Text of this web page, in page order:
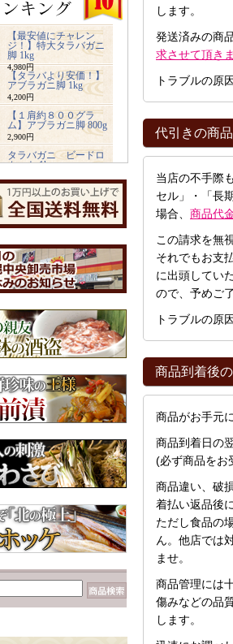
します。
発送済みの商
求させて頂きま
トラブルの原
代引きの商
当店の不手際
セル」・「長
場合、 商品代
この請求を無
それでもお支
に出頭してい
ので、予めご
トラブルの原
商品到着後
商品がお手元
商品到着日の
(必ず商品をお
商品違い、破
着払い返品後
ただし食品の
ん。他店では
ませ。
商品管理には
傷みなどの品
します。
【最安値にチャレン
ジ！】特大タラバガニ
脚 1kg
4,980円
【タラバより安価！】
アブラガニ脚 1kg
4,200円
【１肩約８００グラ
ム】アブラガニ脚 800g
2,900円
タラバガニ ビードロ
カット 1kg
ズワイガニ ビードロ
カット 1kg
3,400円
り】みちのく松前
4,800円
【特大2キロ入り】業務
用ホッキ貝サラダ
4,900円
【数の子だらけ☆】み
ちのく松前
3,600円
昆布
【カニが安いゾ
ッ！！】毛ガニ 660g前
後×2尾
6,960円